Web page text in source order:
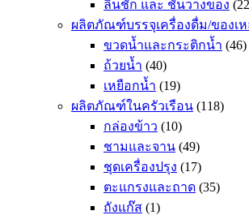
ลิ้นชัก และ ชั้นวางของ
ผลิตภัณฑ์บรรจุเครื่องดื่ม/ของเห
ขวดน้ำและกระติกน้ำ (46)
ถ้วยน้ำ (40)
เหยือกน้ำ (19)
ผลิตภัณฑ์ในครัวเรือน (118)
กล่องข้าว (10)
ชามและจาน (49)
ชุดเครื่องปรุง (17)
ตะแกรงและถาด (35)
ถังแก๊ส (1)